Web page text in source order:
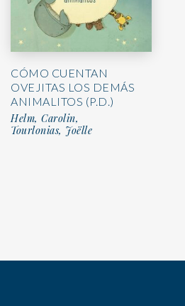
CÓMO CUENTAN
OVEJITAS LOS DEMÁS
ANIMALITOS (P.D.)
Helm, Carolin,
Tourlonias, Joëlle